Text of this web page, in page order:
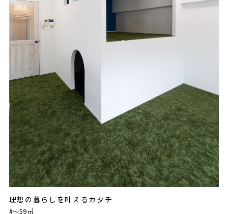
理想の暮らしを叶えるカタチ
#〜59㎡